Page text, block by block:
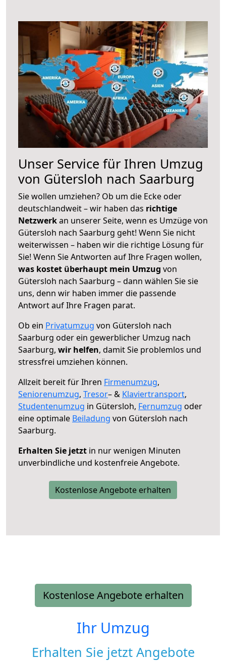
Unser Service für Ihren Umzug
von Gütersloh nach Saarburg
Sie wollen umziehen? Ob um die Ecke oder
deutschlandweit – wir haben das richtige
Netzwerkan unserer Seite, wenn es Umzüge von
Gütersloh nach Saarburg geht! Wenn Sie nicht
weiterwissen – haben wir die richtige Lösung für
Sie! Wenn Sie Antworten auf Ihre Fragen wollen,
was kostet überhaupt mein Umzug von
Gütersloh nach Saarburg – dann wählen Sie sie
uns, denn wir haben immer die passende
Antwort auf Ihre Fragen parat.
Ob ein Privatumzug von Gütersloh nach
Saarburg oder ein gewerblicher Umzug nach
Saarburg, wir helfen, damit Sie problemlos und
stressfrei umziehen können.
Allzeit bereit für Ihren Firmenumzug,
Seniorenumzug, Tresor– & Klaviertransport,
Studentenumzug in Gütersloh, Fernumzug oder
eine optimale Beiladung von Gütersloh nach
Saarburg.
Erhalten Sie jetzt in nur wenigen Minuten
unverbindliche und kostenfreie Angebote.
Kostenlose Angebote erhalten
Kostenlose Angebote erhalten
Ihr Umzug
Erhalten Sie jetzt Angebote